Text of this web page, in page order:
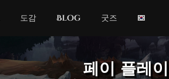
도감 Blog 굿즈
페이 플레